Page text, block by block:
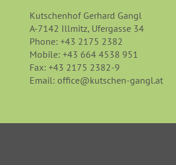
Kutschenhof Gerhard Gangl
A-7142 Illmitz, Ufergasse 34
Phone: +43 2175 2382
Mobile: +43 664 4538 951
Fax: +43 2175 2382-9
Email: office@kutschen-gangl.at